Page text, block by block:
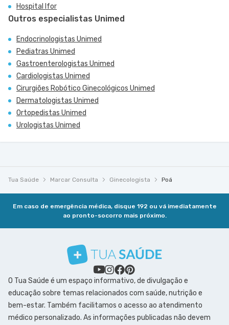
Hospital Ifor
Outros especialistas Unimed
Endocrinologistas Unimed
Pediatras Unimed
Gastroenterologistas Unimed
Cardiologistas Unimed
Cirurgiões Robótico Ginecológicos Unimed
Dermatologistas Unimed
Ortopedistas Unimed
Urologistas Unimed
Tua Saúde Marcar Consulta Ginecologista Poá
Em caso de emergência médica, disque 192 ou vá imediatamente
ao pronto-socorro mais próximo.
O Tua Saúde é um espaço informativo, de divulgação e
educação sobre temas relacionados com saúde, nutrição e
bem-estar. Também facilitamos o acesso ao atendimento
médico personalizado. As informações publicadas não devem